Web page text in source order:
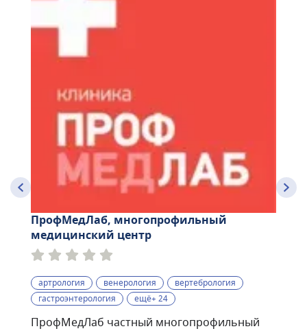
ПрофМедЛаб, многопрофильный
медицинский центр
артрология венерология
вертебрология
гастроэнтерология
ещё+ 24
ПрофМедЛаб частный многопрофильный